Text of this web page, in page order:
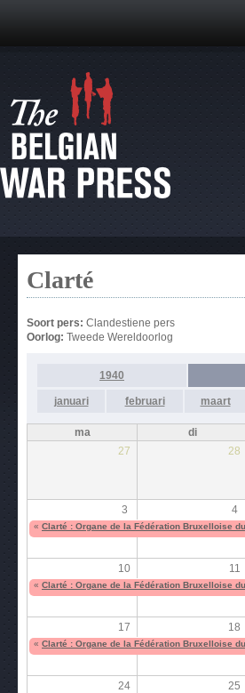
Clarté
Soort pers: Clandestiene pers
Oorlog: Tweede Wereldoorlog
1940
januari februari maart
ma di
27
28
3 4
« Clarté : Organe de la Fédération Bruxelloise
10 11
« Clarté : Organe de la Fédération Bruxelloise
17 18
« Clarté : Organe de la Fédération Bruxelloise
24 25